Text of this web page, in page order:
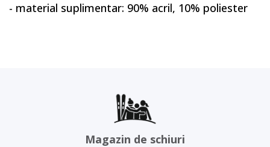
- material suplimentar: 90% acril, 10% poliester
Magazin de schiuri